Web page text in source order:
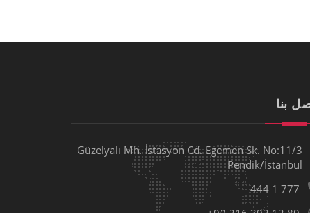
بنا
Güzelyalı Mh. İstasyon Cd. Egemen Sk. No:11/3
Pendik/İstanbul
444 1 777